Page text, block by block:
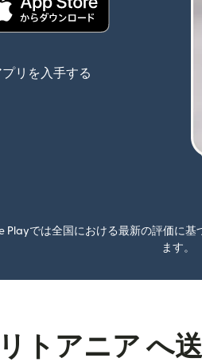
リを入手する
では全国における最新の評価に
ます。
トアニア へ